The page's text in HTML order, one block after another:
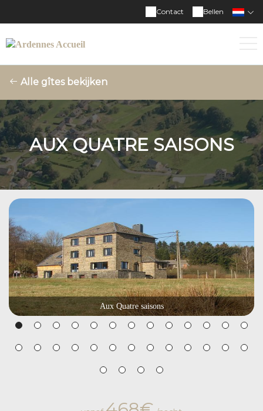
Bellen
Contact
Alle gîtes bekijken
AUX QUATRE SAISONS
Aux Quatre saisons